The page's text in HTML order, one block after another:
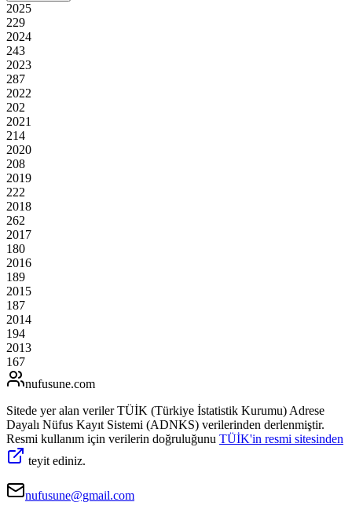
2025
229
2024
243
2023
287
2022
202
2021
214
2020
208
2019
222
2018
262
2017
180
2016
189
2015
187
2014
194
2013
167
nufusune.com
Sitede yer alan veriler TÜİK (Türkiye İstatistik Kurumu) Adrese
Dayalı Nüfus Kayıt Sistemi (ADNKS) verilerinden derlenmiştir.
Resmi kullanım için verilerin doğruluğunu TÜİK'in resmi sitesinden
teyit ediniz.
nufusune@gmail.com